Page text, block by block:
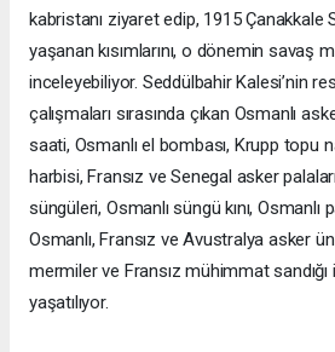
kabristanı ziyaret edip, 1915 Çanakkale
yaşanan kısımlarını, o dönemin savaş
inceleyebiliyor. Seddülbahir Kalesi’nin
çalışmaları sırasında çıkan Osmanlı
saati, Osmanlı el bombası, Krupp topu
harbisi, Fransız ve Senegal asker
süngüleri, Osmanlı süngü kını, Osmanlı
Osmanlı, Fransız ve Avustralya asker
mermiler ve Fransız mühimmat sandığı
yaşatılıyor.